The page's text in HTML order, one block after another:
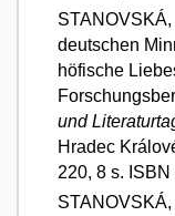
deutschen
höfische
und
Hradec
220, 8 s.